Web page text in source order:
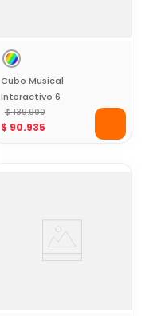
Cubo Musical
Interactivo 6
Actividades Baby
Mine
$ 139.900
$ 90.935